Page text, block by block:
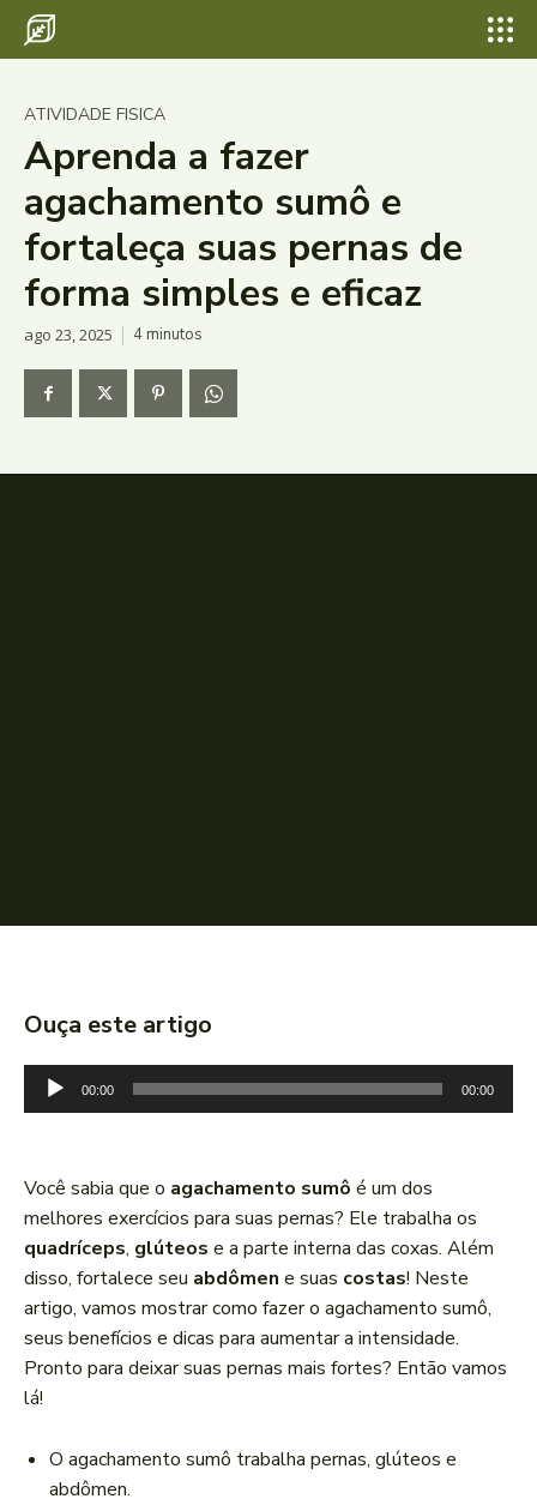
ATIVIDADE FISICA
Aprenda a fazer
agachamento sumô e
fortaleça suas pernas de
forma simples e eficaz
ago 23, 2025 4minutos
Ouça este artigo
o
d
o
r
d
e
á
u
d
o
00:00 00:00
Você sabia que o agachamento sumô é um dos
melhores exercícios para suas pernas? Ele trabalha os
quadríceps, glúteos e a parte interna das coxas. Além
disso, fortalece seu abdômen e suas costas! Neste
artigo, vamos mostrar como fazer o agachamento sumô,
seus benefícios e dicas para aumentar a intensidade.
Pronto para deixar suas pernas mais fortes? Então vamos
lá!
O agachamento sumô trabalha pernas, glúteos e
abdômen.